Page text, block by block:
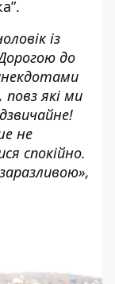
із
до
які ми
не
спокійно.